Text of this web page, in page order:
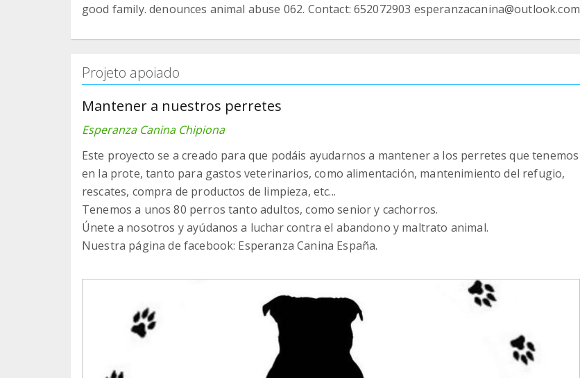
good family. denounces animal abuse 062. Contact: 652072903 esperanzacanina@outlook.com
Projeto apoiado
Mantener a nuestros perretes
Esperanza Canina Chipiona
Este proyecto se a creado para que podáis ayudarnos a mantener a los perretes que tenemos
en la prote, tanto para gastos veterinarios, como alimentación, mantenimiento del refugio,
rescates, compra de productos de limpieza, etc...
Tenemos a unos 80 perros tanto adultos, como senior y cachorros.
Únete a nosotros y ayúdanos a luchar contra el abandono y maltrato animal.
Nuestra página de facebook: Esperanza Canina España.